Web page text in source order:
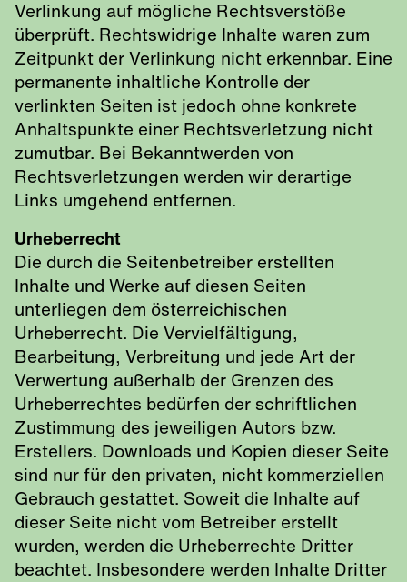
Verlinkung auf mögliche Rechtsverstöße
überprüft. Rechtswidrige Inhalte waren zum
Zeitpunkt der Verlinkung nicht erkennbar. Eine
permanente inhaltliche Kontrolle der
verlinkten Seiten ist jedoch ohne konkrete
Anhaltspunkte einer Rechtsverletzung nicht
zumutbar. Bei Bekanntwerden von
Rechtsverletzungen werden wir derartige
Links umgehend entfernen.
Urheberrecht
Die durch die Seitenbetreiber erstellten
Inhalte und Werke auf diesen Seiten
unterliegen dem österreichischen
Urheberrecht. Die Vervielfältigung,
Bearbeitung, Verbreitung und jede Art der
Verwertung außerhalb der Grenzen des
Urheberrechtes bedürfen der schriftlichen
Zustimmung des jeweiligen Autors bzw.
Erstellers. Downloads und Kopien dieser Seite
sind nur für den privaten, nicht kommerziellen
Gebrauch gestattet. Soweit die Inhalte auf
dieser Seite nicht vom Betreiber erstellt
wurden, werden die Urheberrechte Dritter
beachtet. Insbesondere werden Inhalte Dritter